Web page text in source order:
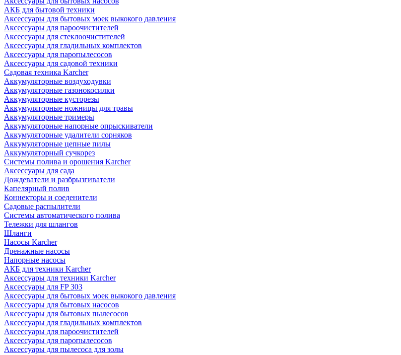
АКБ для бытовой техники
Аксессуары для бытовых моек выкокого давления
Аксессуары для пароочистителей
Аксессуары для стеклоочистителей
Аксессуары для гладильных комплектов
Аксессуары для паропылесосов
Аксессуары для садовой техники
Садовая техника Karcher
Аккумуляторные воздуходувки
Аккумуляторные газонокосилки
Аккумуляторные кусторезы
Аккумуляторные ножницы для травы
Аккумуляторные тримеры
Аккумуляторные напорные опрыскиватели
Аккумуляторные удалители сорняков
Аккумуляторные цепные пилы
Аккумуляторный сучкорез
Системы полива и орошения Karcher
Аксессуары для сада
Дождеватели и разбрызгиватели
Капелярный полив
Коннекторы и соеденители
Садовые распылители
Системы автоматического полива
Тележки для шлангов
Шланги
Насосы Karcher
Дренажные насосы
Напорные насосы
АКБ для техники Karcher
Аксессуары для техники Karcher
Аксессуары для FP 303
Аксессуары для бытовых моек выкокого давления
Аксессуары для бытовых насосов
Аксессуары для бытовых пылесосов
Аксессуары для гладильных комплектов
Аксессуары для пароочистителей
Аксессуары для паропылесосов
Аксессуары для пылесоса для золы